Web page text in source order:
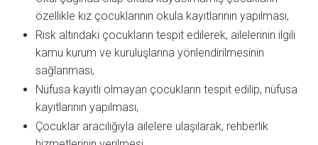
özellikle kız çocuklarının okula kayıtlarının yapılması,
Risk altındaki çocukların tespit edilerek, ailelerinin ilgili
kamu kurum ve kuruluşlarına yönlendirilmesinin
sağlanması,
Nüfusa kayıtlı olmayan çocukların tespit edilip, nüfusa
kayıtlarının yapılması,
Çocuklar aracılığıyla ailelere ulaşılarak, rehberlik